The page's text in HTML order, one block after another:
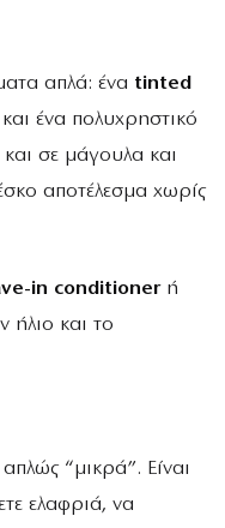
απλά: ένα tinted
ένα πολυχρηστικό
σε μάγουλα και
αποτέλεσμα χωρίς
in conditionerή
ήλιο και το
“μικρά”. Είναι
ελαφριά, να